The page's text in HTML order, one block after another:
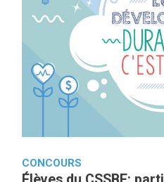
CONCOURS